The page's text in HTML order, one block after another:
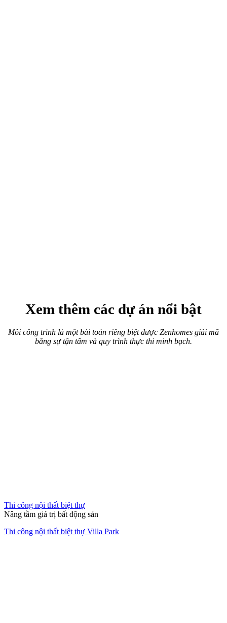
Xem thêm các dự án nổi bật
Mỗi công trình là một bài toán riêng biệt được Zenhomes giải mã
bằng sự tận tâm và quy trình thực thi minh bạch.
Thi công nội thất biệt thự
Nâng tầm giá trị bất động sản
Thi công nội thất biệt thự Villa Park